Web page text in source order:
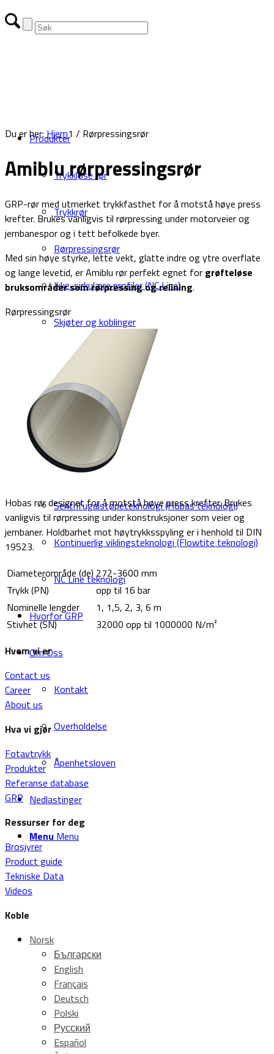
Produkter
Trykkløse rør
Trykkrør
Rørpressingsrør
Ikke-sirkulære profiler (NC Line)
Skjøter og koblinger
Rørdeler
Bruksområder
Referanse database
Teknologier
Sentrifugalstøpeteknologi (Hobas teknologi)
Kontinuerlig viklingsteknologi (Flowtite teknologi)
NC Line teknologi
Hvorfor GRP
Om Oss
Kontakt
Overholdelse
Åpenhetsloven
Nedlastinger
Menu Menu
Du er her: Hjem1 / Rørpressingsrør
Amiblu rørpressingsrør
GRP-rør med utmerket trykkfasthet for å motstå høye press
krefter. Brukes vanligvis til rørpressing under motorveier og
jernbanespor og i tett befolkede byer.
Med sin høye styrke, lette vekt, glatte indre og ytre overflate
og lange levetid, er Amiblu rør perfekt egnet for grøfteløse
bruksområder som rørpressing og relining.
Rørpressingsrør
Hobas rør designet for å motstå høye press krefter. Brukes
vanligvis til rørpressing under konstruksjoner som veier og
jernbaner. Holdbarhet mot høytrykksspyling er i henhold til DIN
19523.
Diameterområde (de) 272-3600 mm
Trykk (PN)
opp til 16 bar
Nominelle lengder
1, 1,5, 2, 3, 6 m
Stivhet (SN)
32000 opp til 1000000 N/m²
Hvem vi er
Contact us
Career
About us
Hva vi gjør
Fotavtrykk
Produkter
Referanse database
GRP
Ressurser for deg
Brosjyrer
Product guide
Tekniske Data
Videos
Koble
Norsk
Български
English
Français
Deutsch
Polski
Русский
Español